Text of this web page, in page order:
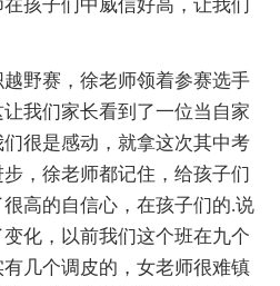
孩子们中威信好高，让我们
野赛，徐老师领着参赛选手
我们家长看到了一位当自家
很是感动，就拿这次其中考
，徐老师都记住，给孩子们
高的自信心，在孩子们的.说
化，以前我们这个班在九个
几个调皮的，女老师很难镇